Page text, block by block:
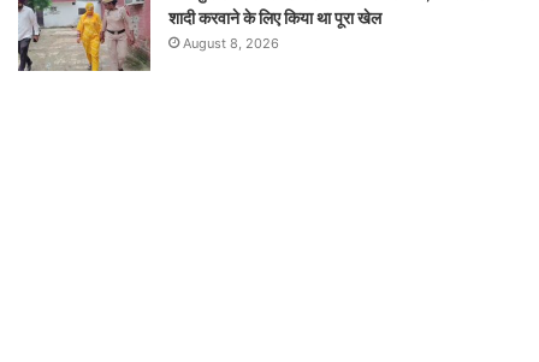
शादी करवाने के लिए किया था पूरा खेल
August 8, 2026